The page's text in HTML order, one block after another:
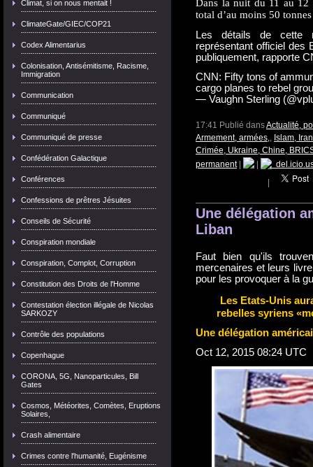
Climat, si on nous mentait !
ClimateGate/GIEC/COP21
Codex Alimentarius
Colonisation, Antisémitisme, Racisme,
Immigration
Communication
Communiqué
Communiqué de presse
Confédération Galactique
Conférences
Confessions de prêtres Jésuites
Conseils de Sécurité
Conspiration mondiale
Conspiration, Complot, Corruption
Constitution des Droits de l'Homme
Contestation élection illégale de Nicolas
SARKOZY
Contrôle des populations
Copenhague
CORONA, 5G, Nanoparticules, Bill
Gates
Cosmos, Météorites, Comètes, Eruptions
Solaires,
Crash alimentaire
Crimes contre l'humanité, Eugénisme
Dans la nuit du 11 au 12
total d’au moins 50
Les détails de cette
représentant officiel des
publiquement, rapporte
CNN: Fifty tons of
cargo planes to rebel
— Vaughn Sterling
17:41 Publié dansActualité,
Armement, armées,, Islam,
Crimée, Ukraine, Chine,
permanent|
Une délégation
Liban
Faut bien qu'ils
mercenaires et leurs
pour les provoquer à la
Les Etats-Unis
rebelles syriens
Une délégation
Oct 12, 2015 08:24 UTC